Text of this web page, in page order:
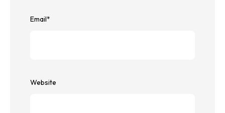
Email*
Website